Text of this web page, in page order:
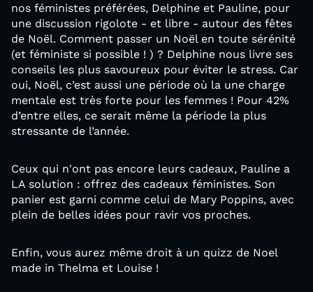
nos féministes préférées, Delphine et Pauline, pour
une discussion rigolote - et libre - autour des fêtes
de Noël. Comment passer un Noël en toute sérénité
(et féministe si possible ! ) ? Delphine nous livre ses
conseils les plus savoureux pour éviter le stress. Car
oui, Noël, c’est aussi une période où la une charge
mentale est très forte pour les femmes ! Pour 42%
d’entre elles, ce serait même la période la plus
stressante de l’année.
Ceux qui n'ont pas encore leurs cadeaux, Pauline a
LA solution : offrez des cadeaux féministes. Son
panier est garni comme celui de Mary Poppins, avec
plein de belles idées pour ravir vos proches.
Enfin, vous aurez même droit à un quizz de Noel
made in Thelma et Louise !